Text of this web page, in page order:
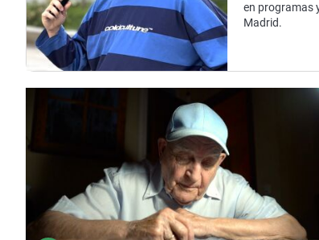
La rosa de los vientos
Gente viajera
Como el perro y el
Caso
Retornados
Equipo de
Operación Viuda
Negra
Navarra
en programas
Madrid.